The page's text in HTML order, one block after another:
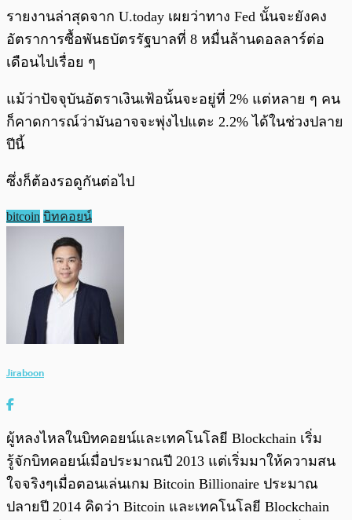
รายงานล่าสุดจาก U.today เผยว่าทาง Fed นั้นจะยังคง
อัตราการซื้อพันธบัตรรัฐบาลที่ 8 หมื่นล้านดอลลาร์ต่อ
เดือนไปเรื่อย ๆ
แม้ว่าปัจจุบันอัตราเงินเฟ้อนั้นจะอยู่ที่ 2% แต่หลาย ๆ คน
ก็คาดการณ์ว่ามันอาจจะพุ่งไปแตะ 2.2% ได้ในช่วงปลาย
ปีนี้
ซึ่งก็ต้องรอดูกันต่อไป
bitcoin บิทคอยน์
Jiraboon
ผู้หลงไหลในบิทคอยน์และเทคโนโลยี Blockchain เริ่ม
รู้จักบิทคอยน์เมื่อประมาณปี 2013 แต่เริ่มมาให้ความสน
ใจจริงๆเมื่อตอนเล่นเกม Bitcoin Billionaire ประมาณ
ปลายปี 2014 คิดว่า Bitcoin และเทคโนโลยี Blockchain